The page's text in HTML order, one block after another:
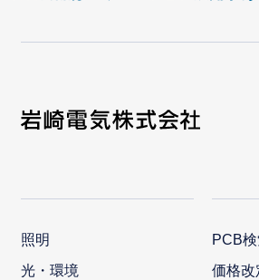
照明
光・環境
PCB
価格改